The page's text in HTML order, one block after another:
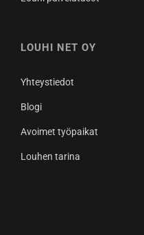
LOUHI NET OY
Yhteystiedot
Blogi
Avoimet työpaikat
Louhen tarina